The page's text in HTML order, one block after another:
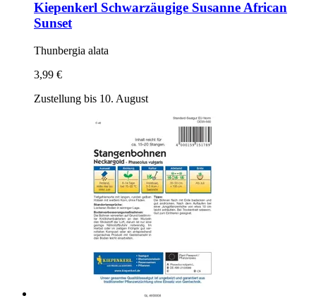
Kiepenkerl Schwarzäugige Susanne African
Sunset
Thunbergia alata
3,99 €
Zustellung bis 10. August